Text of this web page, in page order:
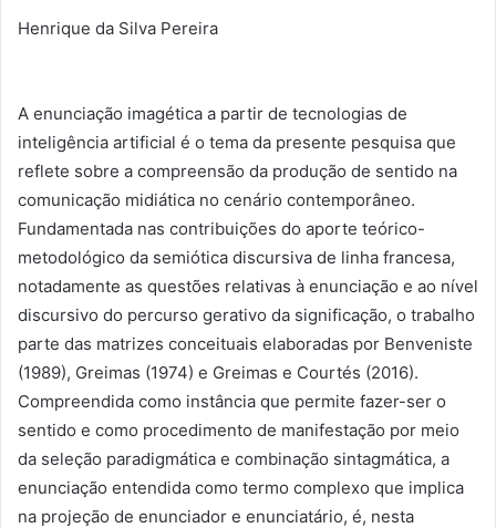
Henrique da Silva Pereira
A enunciação imagética a partir de tecnologias de
inteligência artificial é o tema da presente pesquisa que
reflete sobre a compreensão da produção de sentido na
comunicação midiática no cenário contemporâneo.
Fundamentada nas contribuições do aporte teórico-
metodológico da semiótica discursiva de linha francesa,
notadamente as questões relativas à enunciação e ao nível
discursivo do percurso gerativo da significação, o trabalho
parte das matrizes conceituais elaboradas por Benveniste
(1989), Greimas (1974) e Greimas e Courtés (2016).
Compreendida como instância que permite fazer-ser o
sentido e como procedimento de manifestação por meio
da seleção paradigmática e combinação sintagmática, a
enunciação entendida como termo complexo que implica
na projeção de enunciador e enunciatário, é, nesta